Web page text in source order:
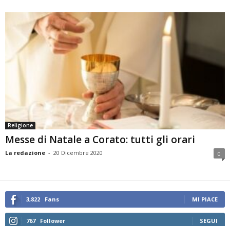
Religione
Messe di Natale a Corato: tutti gli orari
La redazione - 20 Dicembre 2020 0
3,822 Fans MI PIACE
767 Follower SEGUI